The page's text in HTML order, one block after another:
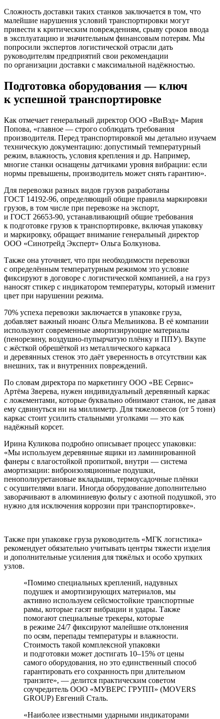
Сложность доставки таких станков заключается в том, что
малейшие нарушения условий транспортировки могут
привести к критическим повреждениям, срыву сроков ввода
в эксплуатацию и значительным финансовым потерям. Мы
попросили экспертов логистической отрасли дать
руководителям предприятий свои рекомендации
по организации доставки с максимальной надёжностью.
Подготовка оборудования — ключ
к успешной транспортировке
Как отмечает генеральный директор ООО «ВиВэд» Мария
Попова, «главное — строго соблюдать требования
производителя. Перед транспортировкой мы детально изучаем
техническую документацию: допустимый температурный
режим, влажность, условия крепления и др. Например,
многие станки оснащены датчиками уровня вибрации: если
нормы превышены, производитель может снять гарантию».
Для перевозки разных видов грузов разработаны
ГОСТ 14192‑96, определяющий общие правила маркировки
грузов, в том числе при перевозке на экспорт,
и ГОСТ 26653‑90, устанавливающий общие требования
к подготовке грузов к транспортировке, включая упаковку
и маркировку, обращает внимание генеральный директор
ООО «Синотрейд Эксперт» Ольга Болкунова.
Также она уточняет, что при необходимости перевозки
с определённым температурным режимом это условие
фиксируют в договоре с логистической компанией, а на груз
наносят стикер с индикатором температуры, который изменит
цвет при нарушении режима.
70% успеха перевозки заключается в упаковке груза,
добавляет важный нюанс Ольга Мельникова. В её компании
используют современные амортизирующие материалы
(пенорезину, воздушно-­пупырчатую плёнку и ППУ). Вкупе
с жёсткой обрешёткой из металлического каркаса
и деревянных стенок это даёт уверенность в отсутствии как
внешних, так и внутренних повреждений.
По словам директора по маркетингу ООО «ВЕ Сервис»
Артёма Зверева, нужен индивидуальный деревянный каркас
с ложементами, которые буквально обнимают станок, не давая
ему сдвинуться ни на миллиметр. Для тяжеловесов (от 5 тонн)
каркас стоит усилить стальными уголками — это как
надёжный корсет.
Ирина Куликова подробно описывает процесс упаковки:
«Мы используем деревянные ящики из ламинированной
фанеры с влагостойкой пропиткой, внутри — система
амортизации: виброизоляционные подушки,
пенополиуретановые вкладыши, термоусадочные плёнки
с осушителями влаги. Иногда оборудование дополнительно
заворачивают в алюминиевую фольгу с азотной подушкой, это
нужно для исключения коррозии при транспортировке».
Также при упаковке груза руководитель «МГК логистика»
рекомендует обязательно учитывать центры тяжести изделия
и дополнительные усиления для тяжёлых и особо хрупких
узлов.
«Помимо специальных креплений, надувных
подушек и амортизирующих материалов, мы
активно используем сейсмостойкие транспортные
рамы, которые гасят вибрации и удары. Также
помогают специальные трекеры, которые
в режиме 24/7 фиксируют малейшие отклонения
по осям, перепады температуры и влажности.
Стоимость такой комплексной упаковки
и подготовки может достигать 10–15% от цены
самого оборудования, но это единственный способ
гарантировать его сохранность при длительном
транзите», — делится практическим советом
соучредитель ООО «МУВЕРС ГРУПП» (MOVERS
GROUP) Евгений Сталь.
«Наиболее известными ударными индикаторами